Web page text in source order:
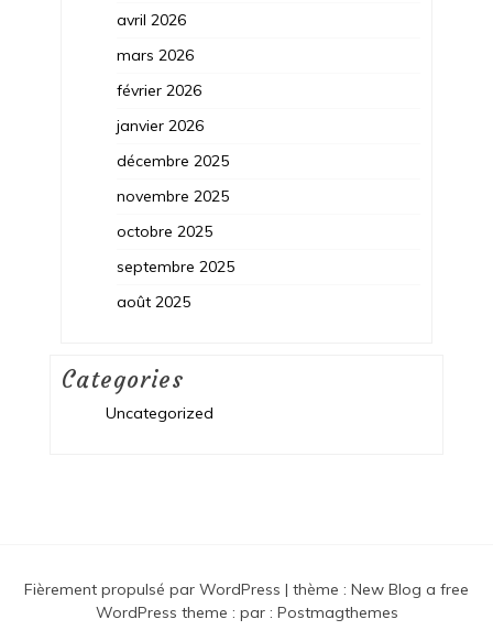
avril 2026
mars 2026
février 2026
janvier 2026
décembre 2025
novembre 2025
octobre 2025
septembre 2025
août 2025
Categories
Uncategorized
Fièrement propulsé par WordPress | thème : New Blog a free
WordPress theme : par : Postmagthemes